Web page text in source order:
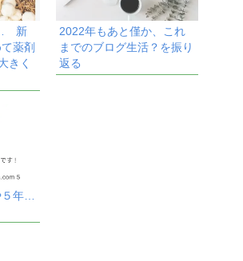
… 新
薬剤
きく
2022年もあと僅か、これ
までのブログ生活？を振り
返る
年…